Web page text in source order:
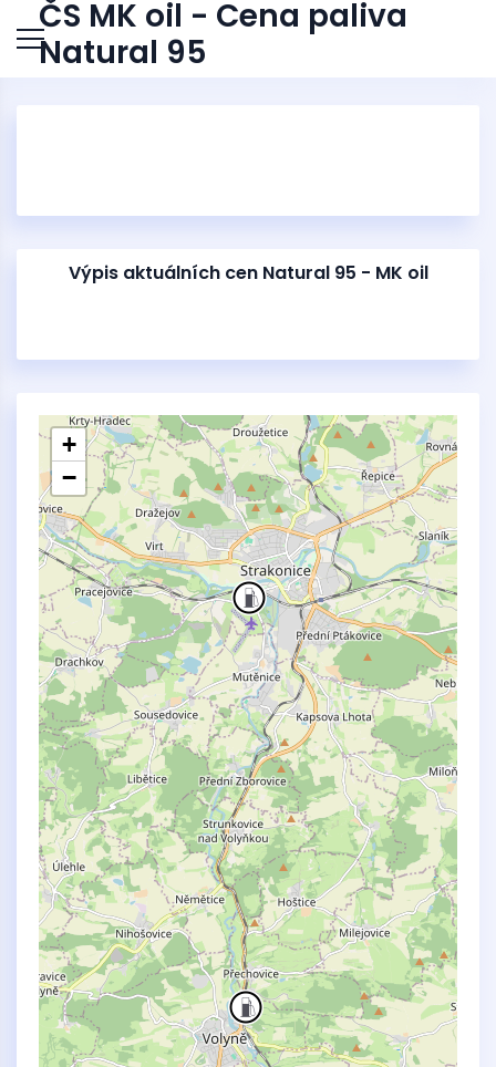
ČS MK oil - Cena paliva
Natural 95
Výpis aktuálních cen Natural 95 - MK oil
+
−